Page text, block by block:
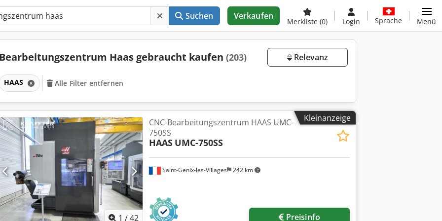
Suchen Verkaufen
Merkliste (0) Login Sprache Menü
Bearbeitungszentrum Haas gebraucht kaufen (203) Relevanz
HAAS Alle Filter entfernen
Kleinanzeige
1 /42
Saint-Genix-les-Villages 242 km
CNC-Bearbeitungszentrum HAAS UMC-
750SS
HAAS UMC-750SS
Preisinfo